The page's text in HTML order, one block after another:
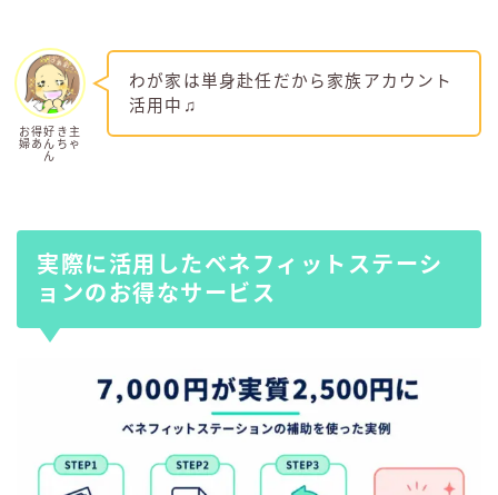
お得好き主
婦あんちゃ
ん
わが家は単身赴任だから家族アカウント
活用中♫
実際に活用したベネフィットステーシ
ョンのお得なサービス